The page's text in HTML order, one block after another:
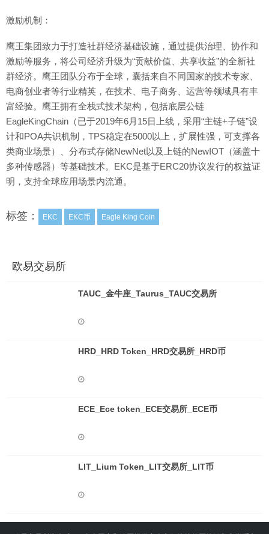
激励机制：
鹰王集团致力于打造社群经济基础设施，通过提供治理、协作和
激励等服务，将公司经济升级为“贡献价值、共享收益”的全新社
群经济。鹰王团队分布于全球，囊括来自不同国家的技术专家、
电商创业者等行业精英，在技术、电子商务、运营等领域具有丰
富经验。鹰王拥有全栈式技术架构，包括底层公链
EagleKingChain（已于2019年6月15日上线，采用“主链+子链”设
计和POA共识机制，TPS稳定在5000以上，扩展性强，可支撑各
类商业场景）、分布式存储NewNet以及上链的NewIOT（涵盖十
多种传感器）等基础技术。EKC是基于ERC20协议发行的权益证
明，支持全球应用场景内流通。
标签： EKC EKC币 Eagle King Coin
欧易交易所
TAUC_金牛座_Taurus_TAUC交易所
HRD_HRD Token_HRD交易所_HRD币
ECE_Ece token_ECE交易所_ECE币
LIT_Lium Token_LIT交易所_LIT币